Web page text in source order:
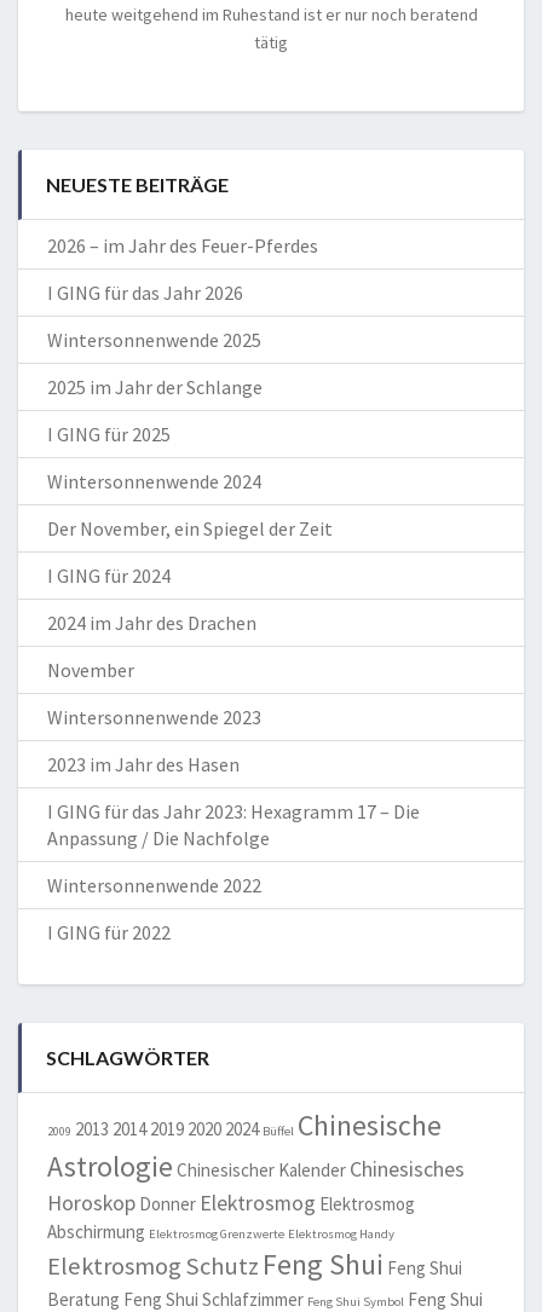
heute weitgehend im Ruhestand ist er nur noch beratend
tätig
NEUESTE BEITRÄGE
2026 – im Jahr des Feuer-Pferdes
I GING für das Jahr 2026
Wintersonnenwende 2025
2025 im Jahr der Schlange
I GING für 2025
Wintersonnenwende 2024
Der November, ein Spiegel der Zeit
I GING für 2024
2024 im Jahr des Drachen
November
Wintersonnenwende 2023
2023 im Jahr des Hasen
I GING für das Jahr 2023: Hexagramm 17 – Die
Anpassung / Die Nachfolge
Wintersonnenwende 2022
I GING für 2022
SCHLAGWÖRTER
2009 2013 2014 2019 2020 2024 Büffel Chinesische
Astrologie Chinesischer Kalender Chinesisches
Horoskop Donner Elektrosmog Elektrosmog
Abschirmung Elektrosmog Grenzwerte Elektrosmog Handy
Elektrosmog Schutz Feng Shui Feng Shui
Beratung Feng Shui Schlafzimmer Feng Shui Symbol Feng Shui